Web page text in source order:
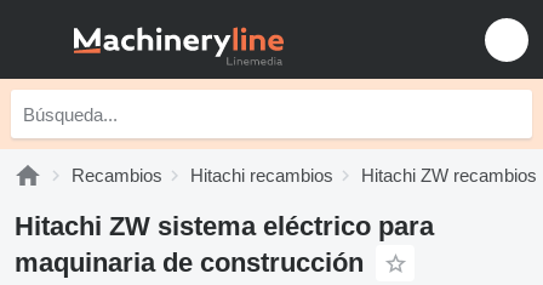
Recambios Hitachi recambios Hitachi ZW recambios
Hitachi ZW sistema eléctrico para
maquinaria de construcción